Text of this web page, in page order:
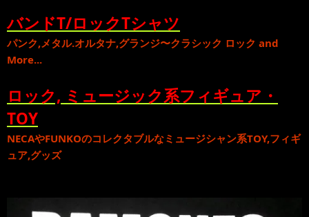
バンドT/ロックTシャツ
パンク,メタル.オルタナ,グランジ〜クラシック ロック and
More...
ロック, ミュージック系フィギュア・
TOY
NECAやFUNKOのコレクタブルなミュージシャン系TOY,フィギ
ュア,グッズ